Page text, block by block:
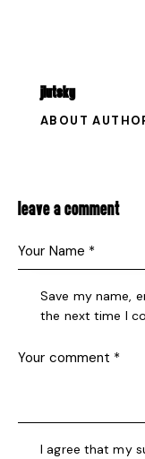
JLUTSKY
ABOUT
LEAVE A COMMENT
Save my name,
the next time I
I agree that my